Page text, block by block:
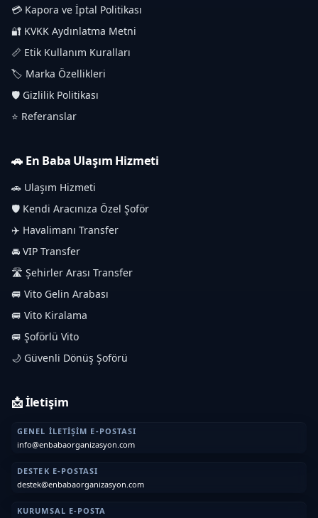
💳 Kapora ve İptal Politikası
🔐 KVKK Aydınlatma Metni
📏 Etik Kullanım Kuralları
🏷️ Marka Özellikleri
🛡️ Gizlilik Politikası
⭐ Referanslar
🚗 En Baba Ulaşım Hizmeti
🚗 Ulaşım Hizmeti
🛡️ Kendi Aracınıza Özel Şoför
✈️ Havalimanı Transfer
🚘 VIP Transfer
🛣️ Şehirler Arası Transfer
🚐 Vito Gelin Arabası
🚐 Vito Kiralama
🚐 Şoförlü Vito
🌙 Güvenli Dönüş Şoförü
📩 İletişim
GENEL İLETIŞIM E-POSTASI
info@enbabaorganizasyon.com
DESTEK E-POSTASI
destek@enbabaorganizasyon.com
KURUMSAL E-POSTA